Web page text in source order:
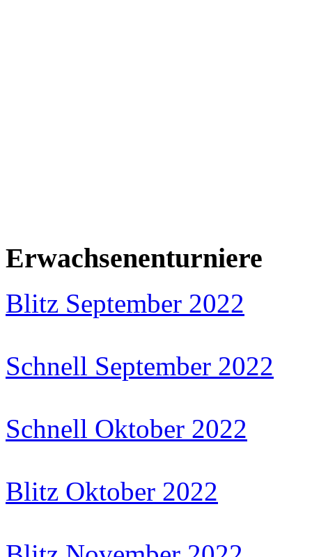
Erwachsenenturniere
Blitz September 2022
Schnell September 2022
Schnell Oktober 2022
Blitz Oktober 2022